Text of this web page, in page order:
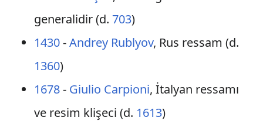
generalidir (d. 703)
1430-Andrey Rublyov, Rus ressam (d.
1360)
1678- Giulio Carpioni, İtalyan ressamı
ve resim klişeci (d. 1613)